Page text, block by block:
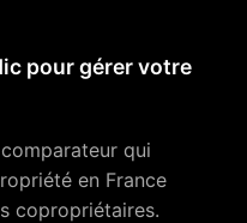
pour gérer votre
qui
en France
copropriétaires.